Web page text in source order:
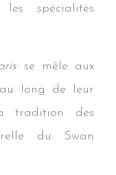
spécialités
se mêle aux
long de leur
tradition des
du Swan